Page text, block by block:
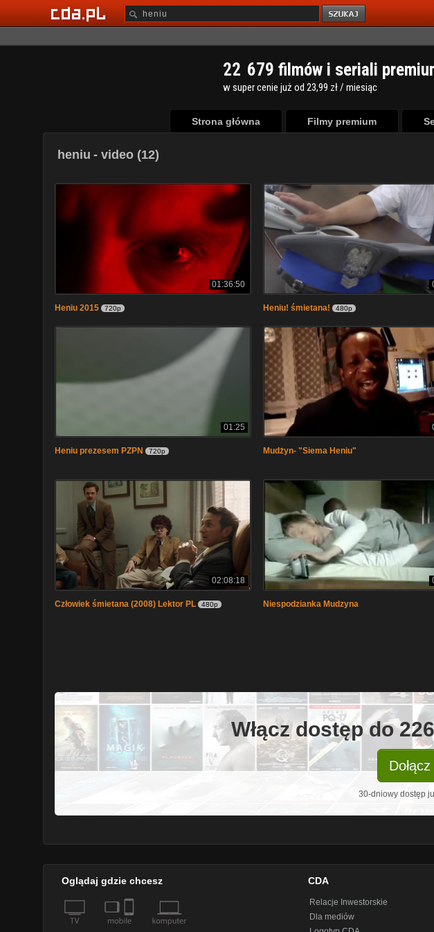
22 679 filmów i seriali
w super cenie już od 23,99 zł / miesiąc
Strona główna Filmy premium
heniu - video (12)
01:36:50
Heniu 2015 720p Heniu! śmietana! 480p
01:25
Heniu prezesem PZPN 720p Mudżyn- "Siema Heniu"
02:08:18
Człowiek śmietana (2008) Lektor PL 480p Niespodzianka Mudzyna
Włącz dostęp do
30-dniowy dostęp
Oglądaj gdzie chcesz CDA
Relacje Inwestorskie
Dla mediów